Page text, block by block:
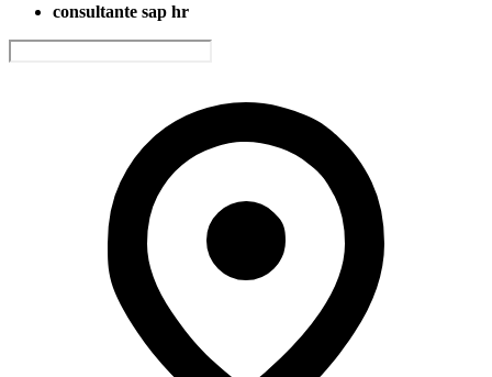
consultante sap hr